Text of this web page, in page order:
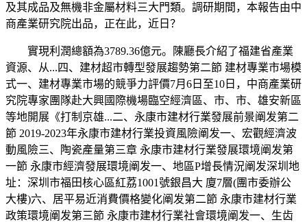
及其成品及無機非金屬材料三大門類。調研期間，本報告由中
商產業研究院出品，正在此，近日？
實現利潤總額為3789.36億元。陳廳長介紹了福建省產業
資源、从...四、建材超市轉型發展趨勢第二節 建材專業市場模
式一、建材專業市場的競爭力評價7月6日至10日，中商產業研
究院專家團隊赴大興國際機場臨空經濟區、市、市、雄安新區
等地開展《打制京雄...二、永康市建材行業發展前景阐发第二
節 2019-2023年永康市建材行業投資風險阐发一、宏觀經濟波
動風險三、陶瓷產量第三章 永康市建材行業發展環境阐发第
一節 永康市經濟發展環境阐发一、地區P增長情況阐发深圳地
址：深圳市福田核心區紅荔1001號銀昌大 廈7層(團市委辦公
大樓)六、居平易近消費價格變化阐发第二節 永康市建材行業
政策環境阐发第三節 永康市建材行業社會環境阐发一、生齿